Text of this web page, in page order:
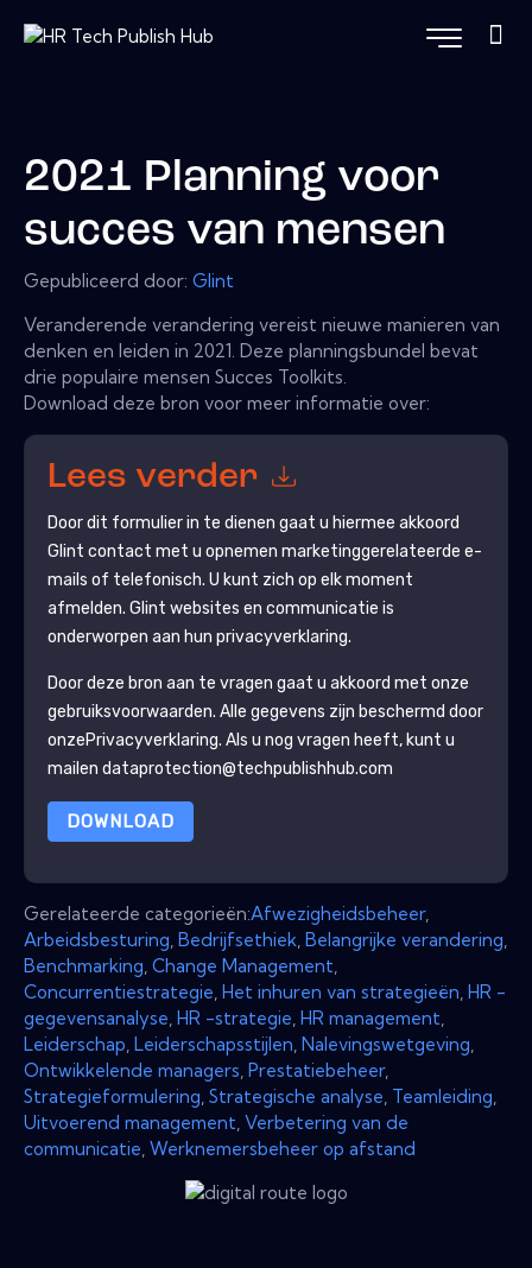
2021 Planning voor
succes van mensen
Gepubliceerd door: Glint
Veranderende verandering vereist nieuwe manieren van
denken en leiden in 2021. Deze planningsbundel bevat
drie populaire mensen Succes Toolkits.
Download deze bron voor meer informatie over:
Lees verder
Door dit formulier in te dienen gaat u hiermee akkoord
Glint contact met u opnemen marketinggerelateerde e-
mails of telefonisch. U kunt zich op elk moment
afmelden. Glint websites en communicatie is
onderworpen aan hun privacyverklaring.
Door deze bron aan te vragen gaat u akkoord met onze
gebruiksvoorwaarden. Alle gegevens zijn beschermd door
onzePrivacyverklaring. Als u nog vragen heeft, kunt u
mailen dataprotection@techpublishhub.com
DOWNLOAD
Gerelateerde categorieën:Afwezigheidsbeheer,
Arbeidsbesturing Bedrijfsethiek Belangrijke verandering
Benchmarking Change Management
Concurrentiestrategie Het inhuren van strategieën HR -
gegevensanalyse HR -strategie HR management
Leiderschap Leiderschapsstijlen Nalevingswetgeving
Ontwikkelende managers Prestatiebeheer,
Strategieformulering Strategische analyse Teamleiding
Uitvoerend management Verbetering van de
communicatie Werknemersbeheer op afstand